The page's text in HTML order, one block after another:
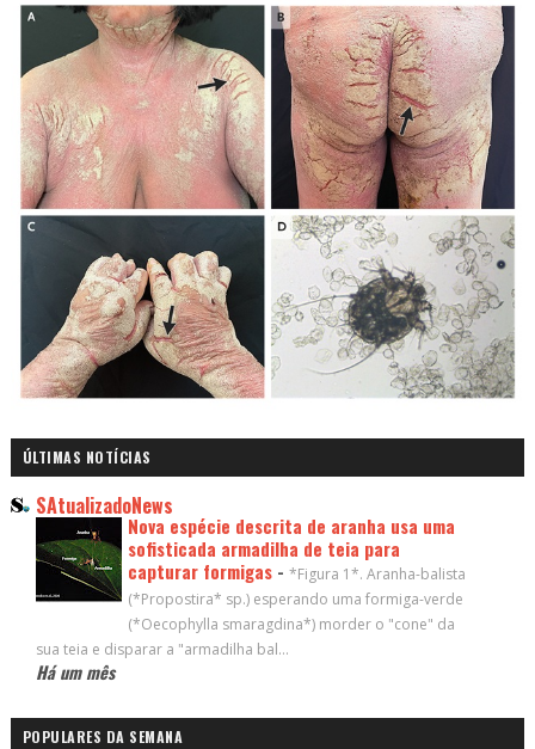
ÚLTIMAS NOTÍCIAS
SAtualizadoNews
Nova espécie descrita de aranha usa uma
sofisticada armadilha de teia para
capturar formigas - *Figura 1*. Aranha-balista
(*Propostira* sp.) esperando uma formiga-verde
(*Oecophylla smaragdina*) morder o "cone" da
sua teia e disparar a "armadilha bal...
Há um mês
POPULARES DA SEMANA